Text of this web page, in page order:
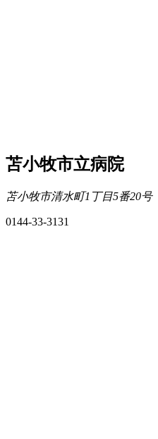
苫小牧市立病院
苫小牧市清水町1丁目5番20号
0144-33-3131